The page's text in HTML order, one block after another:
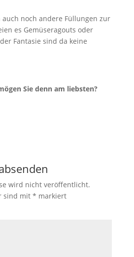
noch andere Füllungen zur
es Gemüseragouts oder
Fantasie sind da keine
Sie denn am liebsten?
wird nicht veröffentlicht.
sind mit * markiert